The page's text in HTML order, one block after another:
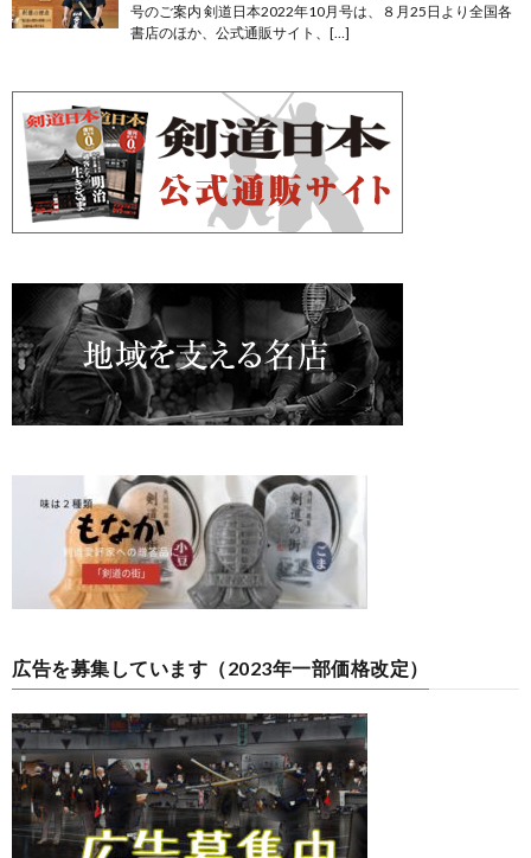
号のご案内 剣道日本2022年10月号は、８月25日より全国各
書店のほか、公式通販サイト、[…]
広告を募集しています（2023年一部価格改定）